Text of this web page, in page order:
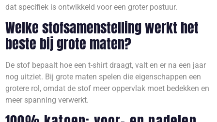
dat specifiek is ontwikkeld voor een groter postuur.
Welke stofsamenstelling werkt het
beste bij grote maten?
De stof bepaalt hoe een t-shirt draagt, valt en er na een jaar
nog uitziet. Bij grote maten spelen die eigenschappen een
grotere rol, omdat de stof meer oppervlak moet bedekken en
meer spanning verwerkt.